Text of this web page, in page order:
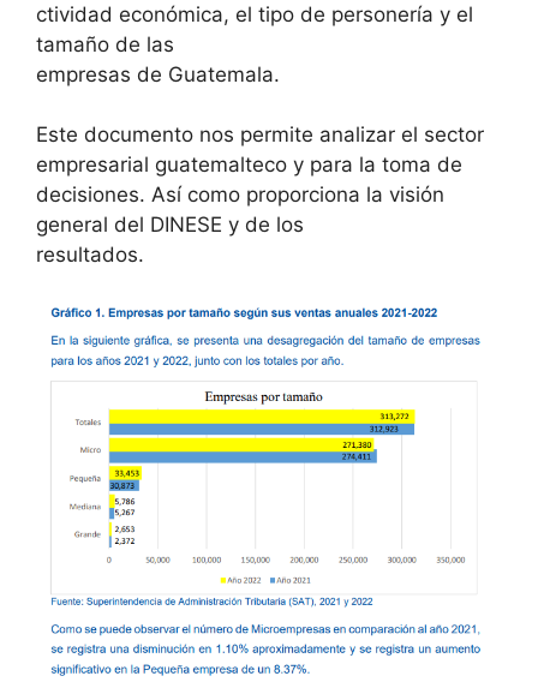
ctividad económica, el tipo de personería y el
tamaño de las
empresas de Guatemala.
Este documento nos permite analizar el sector
empresarial guatemalteco y para la toma de
decisiones. Así como proporciona la visión
general del DINESE y de los
resultados.